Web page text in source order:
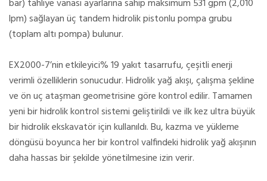
bar) tahliye vanası ayarlarına sahip maksimum 531 gpm (2,010
lpm) sağlayan üç tandem hidrolik pistonlu pompa grubu
(toplam altı pompa) bulunur.
EX2000-7’nin etkileyici% 19 yakıt tasarrufu, çeşitli enerji
verimli özelliklerin sonucudur. Hidrolik yağ akışı, çalışma şekline
ve ön uç ataşman geometrisine göre kontrol edilir. Tamamen
yeni bir hidrolik kontrol sistemi geliştirildi ve ilk kez ultra büyük
bir hidrolik ekskavatör için kullanıldı. Bu, kazma ve yükleme
döngüsü boyunca her bir kontrol valfindeki hidrolik yağ akışının
daha hassas bir şekilde yönetilmesine izin verir.